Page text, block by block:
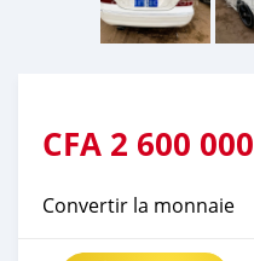
CFA 2 600 000
Convertir la monnaie